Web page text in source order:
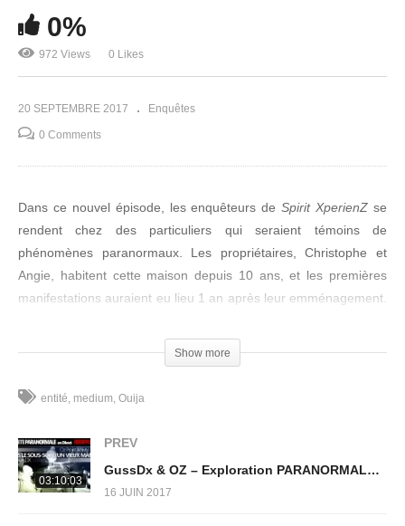
Chasseur de Fantômes #05 : La Réole
0%
972 Views 0 Likes
20 SEPTEMBRE 2017 Enquêtes
0 Comments
Dans ce nouvel épisode, les enquêteurs deSpirit XperienZ se
rendent chez des particuliers qui seraient témoins de
phénomènes paranormaux. Les propriétaires, Christophe et
Angie, habitent cette maison depuis 10 ans, et les premières
manifestations auraient eu lieu 1 an après leur emménagement.
eux, entre ses murs, mais les différents phénomènes auxquels
ils ont été confrontés n’ont jamais été effrayants au point de
devoir quitter cette maison. Ils le disent eux-même, ils vivent
Cet épisode sera découpé en deux parties, la première sera
Show more
entité medium Ouija
03:10:03
PREV
GussDx & OZ – Exploration PARANORMALE en Direct dans le sous-sol d’un vieux Manoir
16 JUIN 2017